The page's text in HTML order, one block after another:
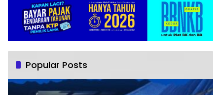
Popular Posts